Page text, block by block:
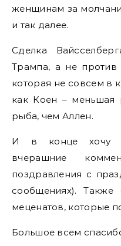
женщинам за
и так далее.
Сделка
Трампа, а не против
которая не совсем в
как Коен –
рыба, чем Аллен.
И в конце хочу
вчерашние
поздравления с
сообщениях). Также
меценатов, которые
Большое всем